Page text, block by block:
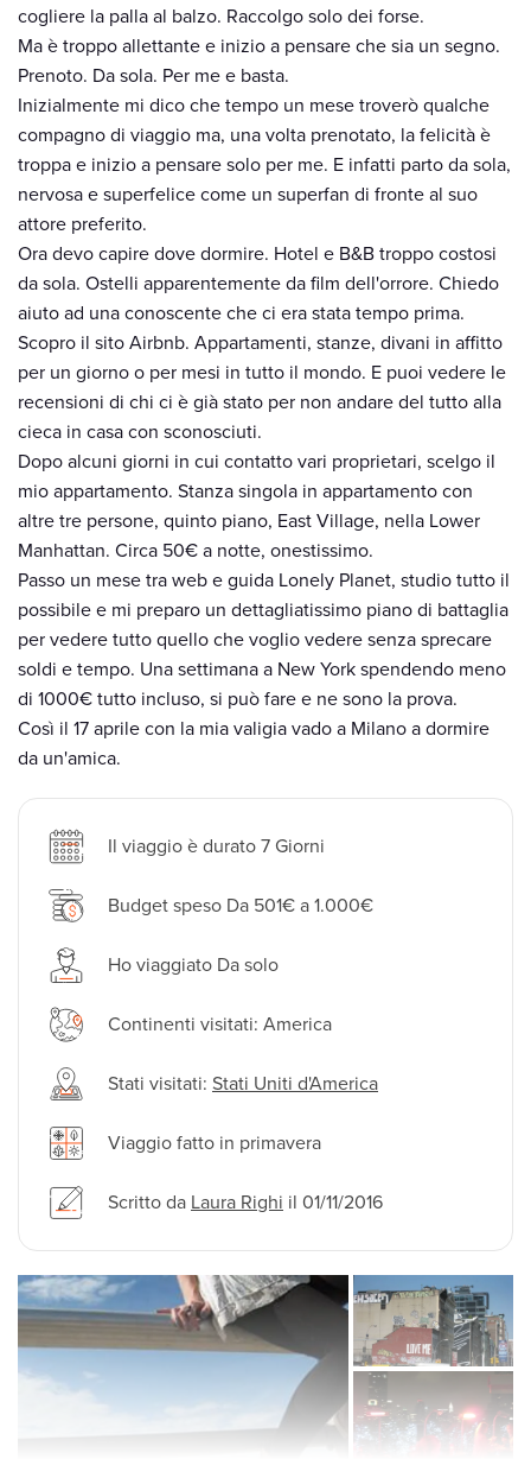
cogliere la palla al balzo. Raccolgo solo dei forse.
Ma è troppo allettante e inizio a pensare che sia un segno.
Prenoto. Da sola. Per me e basta.
Inizialmente mi dico che tempo un mese troverò qualche
compagno di viaggio ma, una volta prenotato, la felicità è
troppa e inizio a pensare solo per me. E infatti parto da sola,
nervosa e superfelice come un superfan di fronte al suo
attore preferito.
Ora devo capire dove dormire. Hotel e B&B troppo costosi
da sola. Ostelli apparentemente da film dell'orrore. Chiedo
aiuto ad una conoscente che ci era stata tempo prima.
Scopro il sito Airbnb. Appartamenti, stanze, divani in affitto
per un giorno o per mesi in tutto il mondo. E puoi vedere le
recensioni di chi ci è già stato per non andare del tutto alla
cieca in casa con sconosciuti.
Dopo alcuni giorni in cui contatto vari proprietari, scelgo il
mio appartamento. Stanza singola in appartamento con
altre tre persone, quinto piano, East Village, nella Lower
Manhattan. Circa 50€ a notte, onestissimo.
Passo un mese tra web e guida Lonely Planet, studio tutto il
possibile e mi preparo un dettagliatissimo piano di battaglia
per vedere tutto quello che voglio vedere senza sprecare
soldi e tempo. Una settimana a New York spendendo meno
di 1000€ tutto incluso, si può fare e ne sono la prova.
Così il 17 aprile con la mia valigia vado a Milano a dormire
da un'amica.
Il viaggio è durato 7 Giorni
Budget speso Da 501€ a 1.000€
Ho viaggiato Da solo
Continenti visitati: America
Stati visitati: Stati Uniti d'America
Viaggio fatto in primavera
Scritto da Laura Righi il 01/11/2016